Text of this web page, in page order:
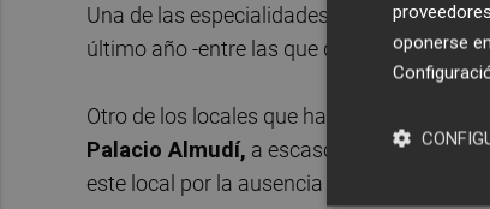
Una de las especialidades de la firma es
último año -entre las que destaca las
Otro de los locales que ha aterrizado
Palacio Almudí, a escasos metros del
este local por la ausencia de químicos,
oponerse en